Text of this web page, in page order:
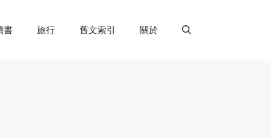
書 旅行 舊文索引 關於